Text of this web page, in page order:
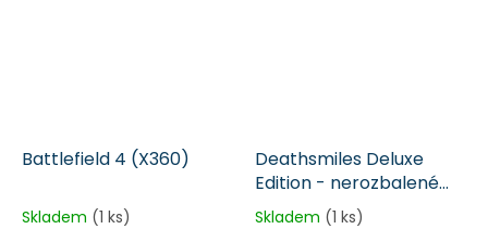
Battlefield 4 (X360)
Skladem (1 ks)
Deathsmiles Deluxe
Edition - nerozbalené
(X360)
Skladem (1 ks)